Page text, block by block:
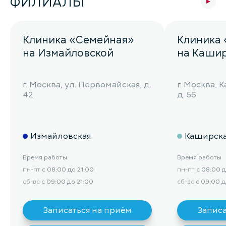
Клиника «Семейная»
на Измайловской
г. Москва, ул. Первомайская, д.
42
Измайловская
Время работы
пн-пт с 08:00 до 21:00
сб-вс с 09:00 до 21:00
Записаться на приём
Клиника
на
г. Москва,
д. 56
Время работы
пн-пт с 08:00
сб-вс с 09:00